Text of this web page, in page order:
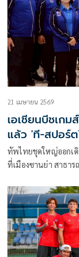
21 เมษายน 2569
เอเชียนบีชเก
แล้ว 'ที-สปอร์
ความหวัง
ทัพไทยชุดใหญ่ออกเดิ
ที่เมืองซานย่า สาธา
พร้อม ๆ กัน ระหว่าง
โทรทัศน์ช่อง T
กีฬายอดนิยมที่เป็นคว